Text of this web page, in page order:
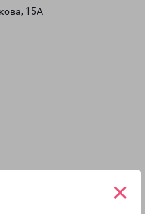
×
15А